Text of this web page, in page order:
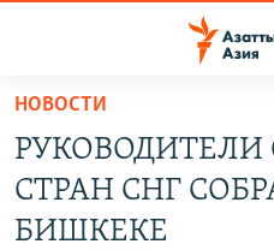
Вернуться
основному
содержанию
ВернутсяКЫРГЫЗСТАН
ВОЙНА В УКРАИНЕ
НОВОСТИ
СТРАН СНГ
БИШКЕКЕ